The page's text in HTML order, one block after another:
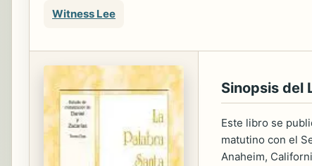
Witness Lee
Sinopsis del
Este libro se
matutino con el
Anaheim,